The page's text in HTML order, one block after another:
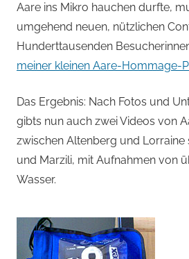
Jacomet
Aare ins Mikro hauchen durfte,
umgehend neuen, nützlichen
Hunderttausenden
meiner kleinen Aare-Hommage-
Das Ergebnis: Nach Fotos und
gibts nun auch zwei Videos von
zwischen Altenberg und Lorraine
und Marzili, mit Aufnahmen von
Wasser.